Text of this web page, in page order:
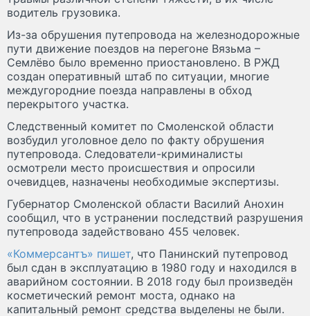
водитель грузовика.
Из-за обрушения путепровода на железнодорожные
пути движение поездов на перегоне Вязьма –
Семлёво было временно приостановлено. В РЖД
создан оперативный штаб по ситуации, многие
междугородние поезда направлены в обход
перекрытого участка.
Следственный комитет по Смоленской области
возбудил уголовное дело по факту обрушения
путепровода. Следователи-криминалисты
осмотрели место происшествия и опросили
очевидцев, назначены необходимые экспертизы.
Губернатор Смоленской области Василий Анохин
сообщил, что в устранении последствий разрушения
путепровода задействовано 455 человек.
«Коммерсантъ» пишет, что Панинский путепровод
был сдан в эксплуатацию в 1980 году и находился в
аварийном состоянии. В 2018 году был произведён
косметический ремонт моста, однако на
капитальный ремонт средства выделены не были.